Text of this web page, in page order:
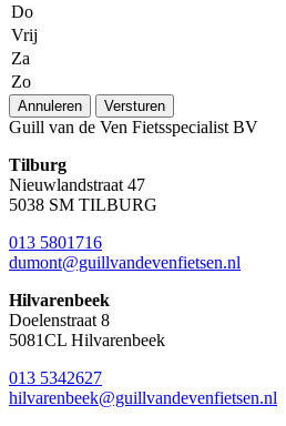
Do
Vrij
Za
Zo
Annuleren Versturen
Guill van de Ven Fietsspecialist BV
Tilburg
Nieuwlandstraat 47
5038 SM TILBURG
013 5801716
dumont@guillvandevenfietsen.nl
Hilvarenbeek
Doelenstraat 8
5081CL Hilvarenbeek
013 5342627
hilvarenbeek@guillvandevenfietsen.nl